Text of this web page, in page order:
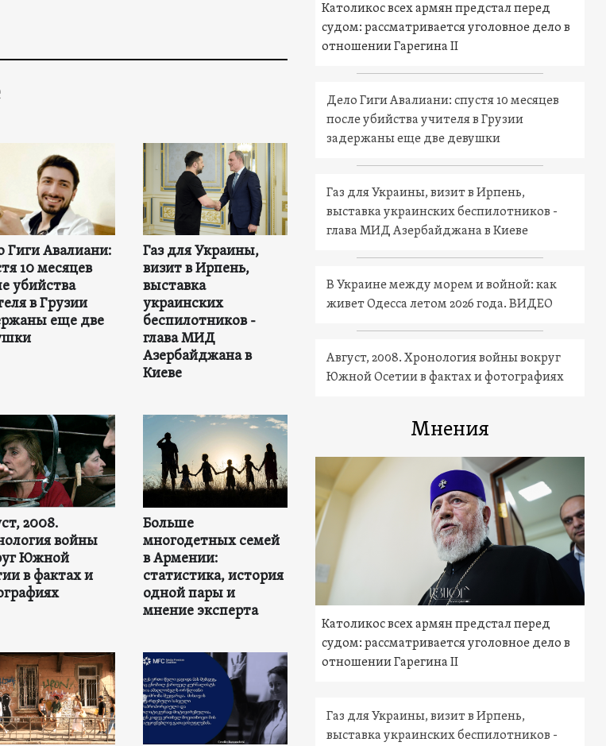
Гиги Авалиани:
10 месяцев
убийства
в Грузии
еще две
Газ для Украины,
визит в Ирпень,
выставка
украинских
беспилотников -
глава МИД
Азербайджана в
Киеве
2008.
войны
Южной
в фактах и
Больше
многодетных семей
в Армении:
статистика, история
одной пары и
мнение эксперта
Католикос всех армян предстал перед
судом: рассматривается уголовное дело в
отношении Гарегина II
Дело Гиги Авалиани: спустя 10 месяцев
после убийства учителя в Грузии
задержаны еще две девушки
Газ для Украины, визит в Ирпень,
выставка украинских беспилотников -
глава МИД Азербайджана в Киеве
В Украине между морем и войной: как
живет Одесса летом 2026 года. ВИДЕО
Август, 2008. Хронология войны вокруг
Южной Осетии в фактах и фотографиях
Мнения
Католикос всех армян предстал перед
судом: рассматривается уголовное дело в
отношении Гарегина II
Газ для Украины, визит в Ирпень,
выставка украинских беспилотников -